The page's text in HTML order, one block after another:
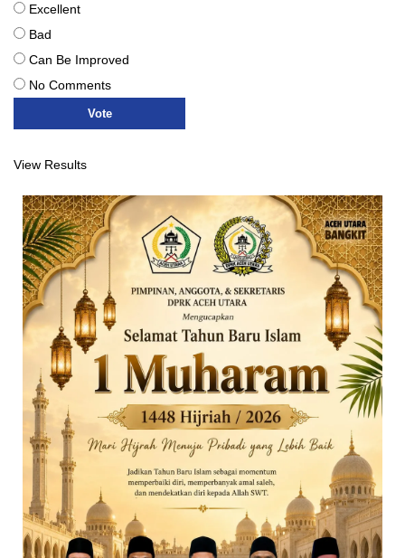
Excellent
Bad
Can Be Improved
No Comments
View Results